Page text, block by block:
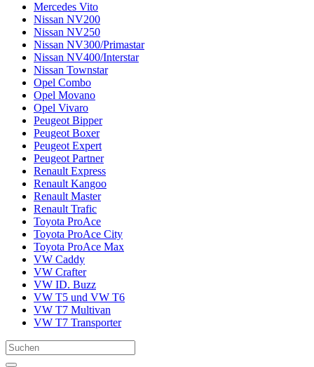
Mercedes Vito
Nissan NV200
Nissan NV250
Nissan NV300/Primastar
Nissan NV400/Interstar
Nissan Townstar
Opel Combo
Opel Movano
Opel Vivaro
Peugeot Bipper
Peugeot Boxer
Peugeot Expert
Peugeot Partner
Renault Express
Renault Kangoo
Renault Master
Renault Trafic
Toyota ProAce
Toyota ProAce City
Toyota ProAce Max
VW Caddy
VW Crafter
VW ID. Buzz
VW T5 und VW T6
VW T7 Multivan
VW T7 Transporter